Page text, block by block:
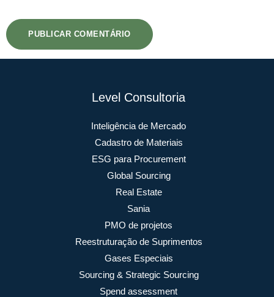
Level Consultoria
Inteligência de Mercado
Cadastro de Materiais
ESG para Procurement
Global Sourcing
Real Estate
Sania
PMO de projetos
Reestruturação de Suprimentos
Gases Especiais
Sourcing & Strategic Sourcing
Spend assessment